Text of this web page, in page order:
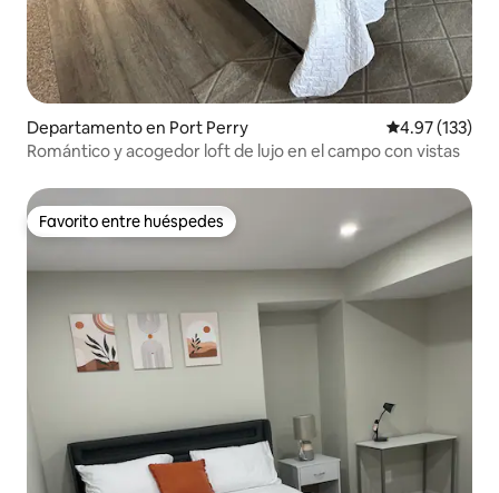
Departamento en Port Perry Calificación
4.97 (133)
Romántico y acogedor loft de lujo en el campo con vistas
Favorito entre huéspedes
Favorito entre huéspedes